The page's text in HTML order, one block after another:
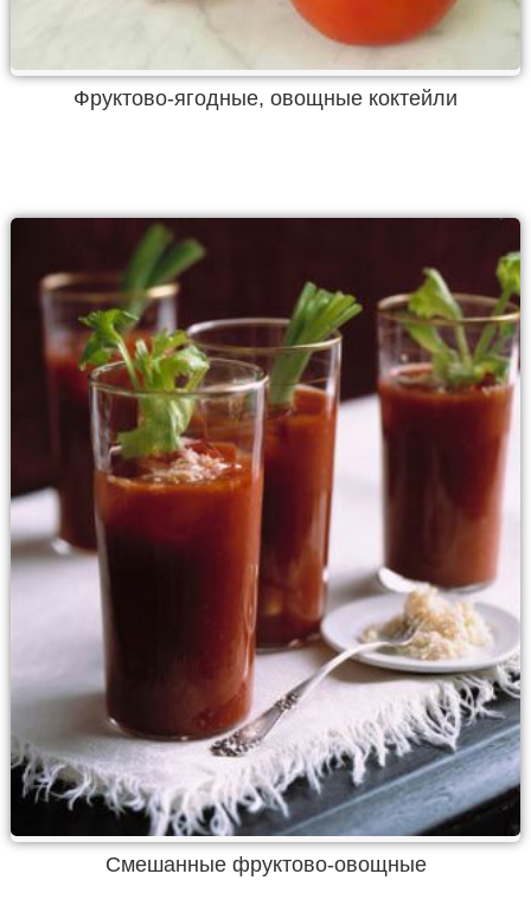
Фруктово-ягодные, овощные коктейли
Смешанные фруктово-овощные